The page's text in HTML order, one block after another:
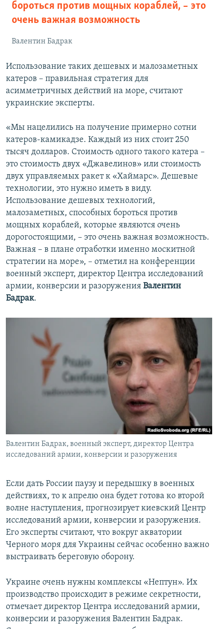
бороться против мощных кораблей, – это
очень важная возможность
Валентин Бадрак
Использование таких дешевых и малозаметных
катеров – правильная стратегия для
асимметричных действий на море, считают
украинские эксперты.
«Мы нацелились на получение примерно сотни
катеров-камикадзе. Каждый из них стоит 250
тысяч долларов. Стоимость одного такого катера –
это стоимость двух «Джавелинов» или стоимость
двух управляемых ракет к «Хаймарс». Дешевые
технологии, это нужно иметь в виду.
Использование дешевых технологий,
малозаметных, способных бороться против
мощных кораблей, которые являются очень
дорогостоящими, – это очень важная возможность.
Важная – в плане отработки именно москитной
стратегии на море», – отметил на конференции
военный эксперт, директор Центра исследований
армии, конверсии и разоружения Валентин
Бадрак.
Валентин Бадрак, военный эксперт, директор Центра
исследований армии, конверсии и разоружения
Если дать России паузу и передышку в военных
действиях, то к апрелю она будет готова ко второй
волне наступления, прогнозирует киевский Центр
исследований армии, конверсии и разоружения.
Его эксперты считают, что вокруг акватории
Черного моря для Украины сейчас особенно важно
выстраивать береговую оборону.
Украине очень нужны комплексы «Нептун». Их
производство происходит в режиме секретности,
отмечает директор Центра исследований армии,
конверсии и разоружения Валентин Бадрак.